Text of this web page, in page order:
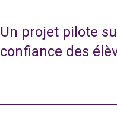
Un projet pilote
confiance des